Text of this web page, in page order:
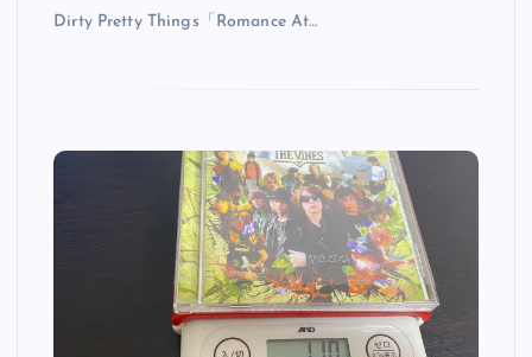
Dirty Pretty Things「Romance At…